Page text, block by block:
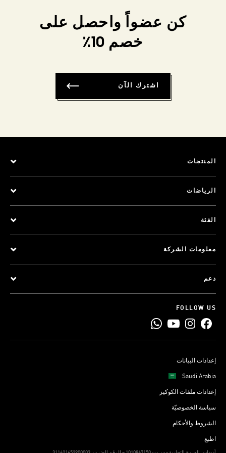
كن عضواً واحصل على
خصم 10٪
اشترك الآن
المنتجات
الرياضات
الفئة
معلومات الشركة
دعم
FOLLOW US
إعدادات البيانات
Saudi Arabia
إعدادات ملفات الكوكيز
سياسة الخصوصيّة
الشروط والأحكام
اطبع